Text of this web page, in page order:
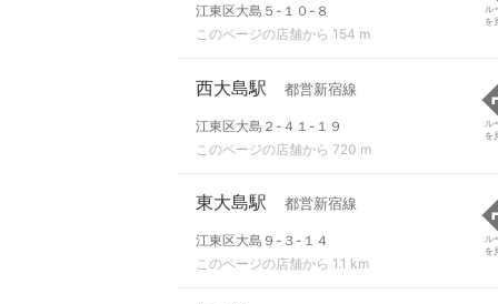
江東区大島５-１０-８
このページの店舗から 154 m
ル
を
西大島駅 都営新宿線
江東区大島２-４１-１９
このページの店舗から 720 m
ル
を
東大島駅 都営新宿線
江東区大島９-３-１４
このページの店舗から 1.1 km
ル
を